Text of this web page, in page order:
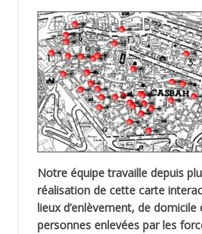
Notre équipe travaille depuis
réalisation de cette carte
lieux d’enlèvement, de
personnes enlevées par les